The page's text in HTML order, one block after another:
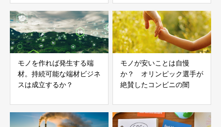
ば卵。
モノを作れば発生する端
材。持続可能な端材ビジネ
スは成立するか？
モノが安いことは自慢
か？ オリンピック選手が
絶賛したコンビニの闇